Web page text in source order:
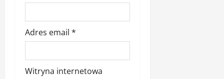
Adres email *
Witryna internetowa